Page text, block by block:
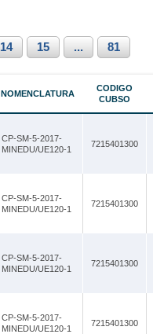
14 15 ... 81
NOMENCLATURA
CODIGO
CUBSO
CP-SM-5-2017-
MINEDU/UE120-1
7215401300
CP-SM-5-2017-
MINEDU/UE120-1
7215401300
CP-SM-5-2017-
MINEDU/UE120-1
7215401300
CP-SM-5-2017-
MINEDU/UE120-1
7215401300